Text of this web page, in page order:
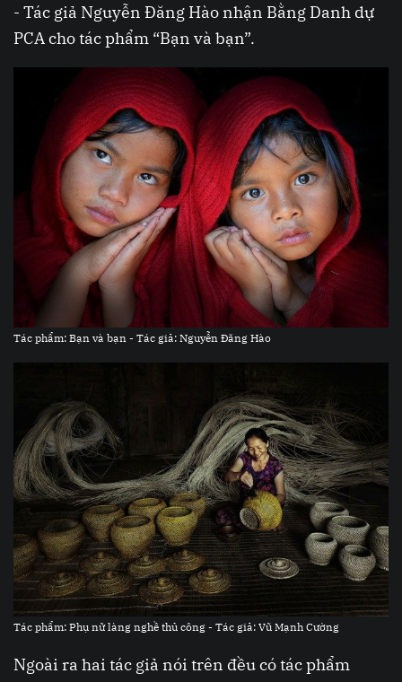
- Tác giả Nguyễn Đăng Hào nhận Bằng Danh dự
PCA cho tác phẩm “Bạn và bạn”.
Tác phẩm: Bạn và bạn - Tác giả: Nguyễn Đăng Hào
Tác phẩm: Phụ nữ làng nghề thủ công - Tác giả: Vũ Mạnh Cường
Ngoài ra hai tác giả nói trên đều có tác phẩm